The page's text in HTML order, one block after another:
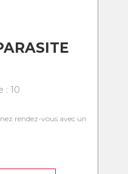
: 10
rendez-vous avec un